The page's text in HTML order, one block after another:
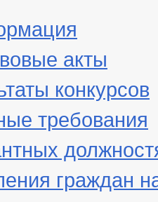
акты
конкурсов
требования
граждан